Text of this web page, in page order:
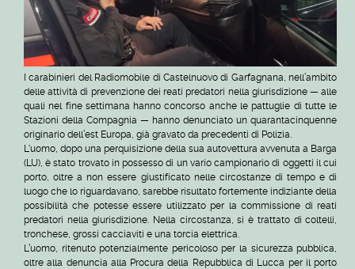
I carabinieri del Radiomobile di Castelnuovo di Garfagnana, nell’ambito
delle attività di prevenzione dei reati predatori nella giurisdizione — alle
quali nel fine settimana hanno concorso anche le pattuglie di tutte le
Stazioni della Compagnia — hanno denunciato un quarantacinquenne
originario dell’est Europa, già gravato da precedenti di Polizia.
L'uomo, dopo una perquisizione della sua autovettura avvenuta a Barga
(LU), è stato trovato in possesso di un vario campionario di oggetti il cui
porto, oltre a non essere giustificato nelle circostanze di tempo e di
luogo che lo riguardavano, sarebbe risultato fortemente indiziante della
possibilità che potesse essere utilizzato per la commissione di reati
predatori nella giurisdizione. Nella circostanza, si è trattato di coltelli,
tronchese, grossi cacciaviti e una torcia elettrica.
L’uomo, ritenuto potenzialmente pericoloso per la sicurezza pubblica,
oltre alla denuncia alla Procura della Repubblica di Lucca per il porto